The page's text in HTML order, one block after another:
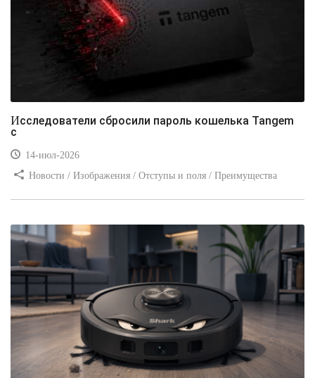
Исследователи сбросили пароль кошелька Tangem
с
14-июл-2026
Новости / Изображения / Отступы и поля / Преимущества